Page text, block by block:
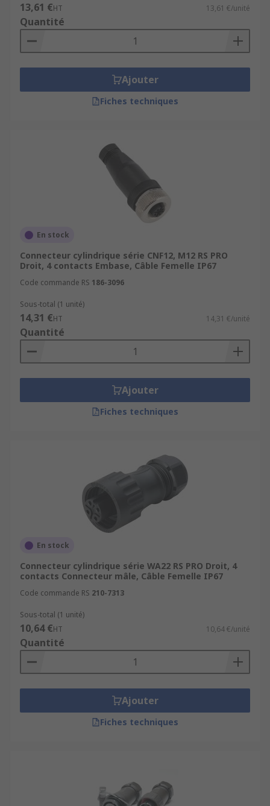
13,61 €HT 13,61 €/unité
Quantité
Ajouter
Fiches techniques
En stock
Connecteur cylindrique série CNF12, M12 RS PRO
Droit, 4 contacts Embase, Câble Femelle IP67
Code commande RS 186-3096
Sous-total (1 unité)
14,31 €HT 14,31 €/unité
Quantité
Ajouter
Fiches techniques
En stock
Connecteur cylindrique série WA22 RS PRO Droit, 4
contacts Connecteur mâle, Câble Femelle IP67
Code commande RS 210-7313
Sous-total (1 unité)
10,64 €HT 10,64 €/unité
Quantité
Ajouter
Fiches techniques